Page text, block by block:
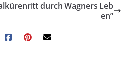
durch Wagners Leb
en”